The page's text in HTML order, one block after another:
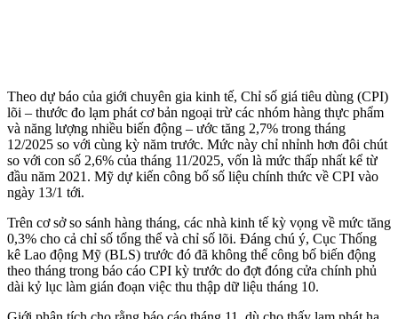
Theo dự báo của giới chuyên gia kinh tế, Chỉ số giá tiêu dùng (CPI)
lõi – thước đo lạm phát cơ bản ngoại trừ các nhóm hàng thực phẩm
và năng lượng nhiều biến động – ước tăng 2,7% trong tháng
12/2025 so với cùng kỳ năm trước. Mức này chỉ nhỉnh hơn đôi chút
so với con số 2,6% của tháng 11/2025, vốn là mức thấp nhất kể từ
đầu năm 2021. Mỹ dự kiến công bố số liệu chính thức về CPI vào
ngày 13/1 tới.
Trên cơ sở so sánh hàng tháng, các nhà kinh tế kỳ vọng về mức tăng
0,3% cho cả chỉ số tổng thể và chỉ số lõi. Đáng chú ý, Cục Thống
kê Lao động Mỹ (BLS) trước đó đã không thể công bố biến động
theo tháng trong báo cáo CPI kỳ trước do đợt đóng cửa chính phủ
dài kỷ lục làm gián đoạn việc thu thập dữ liệu tháng 10.